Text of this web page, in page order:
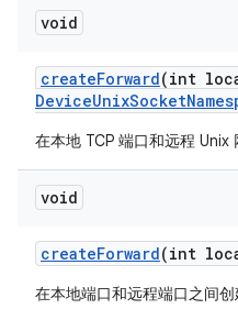
void
createForward(int
DeviceUnixSocket
在本地 TCP 端口和远程 Unix
void
createForward(int
在本地端口和远程端口之间创